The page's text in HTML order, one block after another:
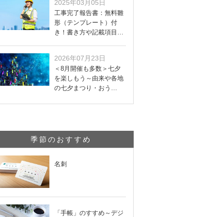
2025年03月05日
工事完了報告書：無料雛
形（テンプレート）付
き！書き方や記載項目…
2026年07月23日
＜8月開催も多数＞七夕
を楽しもう～由来や各地
の七夕まつり・おう…
季節のおすすめ
名刺
「手帳」のすすめ～デジ